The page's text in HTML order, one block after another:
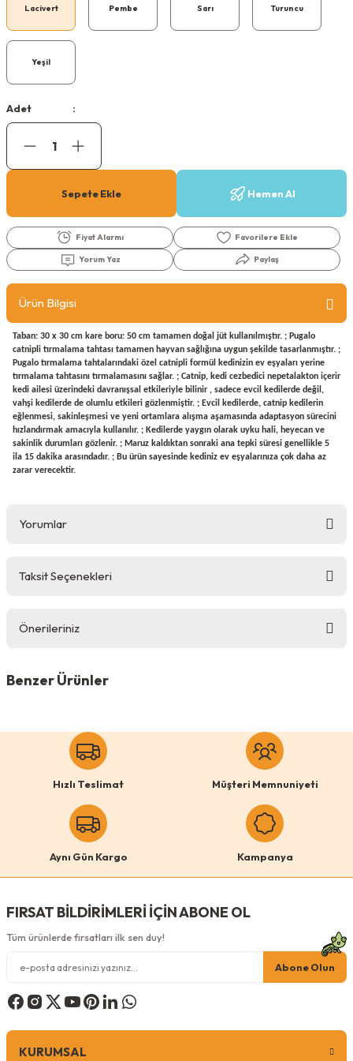
Köpek Ödül Mamaları Ve Yaş
Lacivert Pembe Sarı Turuncu
Yeşil
Adet
Sepete Ekle Hemen Al
Fiyat Alarmı
Yorum Yaz Paylaş
Ürün Bilgisi
Taban: 30 x 30 cm kare boru: 50 cm tamamen doğal jüt kullanılmıştır. ; Pugalo
catnipli tırmalama tahtası tamamen hayvan sağlığına uygun şekilde tasarlanmıştır. ;
Pugalo tırmalama tahtalarındaki özel catnipli formül kedinizin ev eşyaları yerine
tırmalama tahtasını tırmalamasını sağlar. ; Catnip, kedi cezbedici nepetalakton içerir
kedi ailesi üzerindeki davranışsal etkileriyle bilinir , sadece evcil kedilerde değil,
vahşi kedilerde de olumlu etkileri gözlenmiştir. ; Evcil kedilerde, catnip kedilerin
eğlenmesi, sakinleşmesi ve yeni ortamlara alışma aşamasında adaptasyon sürecini
hızlandırmak amacıyla kullanılır. ; Kedilerde yaygın olarak uyku hali, heyecan ve
sakinlik durumları gözlenir. ; Maruz kaldıktan sonraki ana tepki süresi genellikle 5
ila 15 dakika arasındadır. ; Bu ürün sayesinde kediniz ev eşyalarınıza çok daha az
zarar verecektir.
Yorumlar
Bu ürüne ilk yorumu siz yapın!
Taksit Seçenekleri
Önerileriniz
konularda yetersiz gördüğünüz noktaları öneri formunu
Ürün resmi kalitesiz, bozuk veya görüntülenemiyor.
Ürün açıklamasında eksik bilgiler bulunuyor.
Ürün fiyatı diğer sitelerden daha pahalı.
Bu ürüne benzer farklı alternatifler olmalı.
Gönder
Benzer Ürünler
0 Yorum
Pugalo Stepli Kedi Yüzlü Platform Tırmalama Tahtası
299,00TL
Hızlı Teslimat Müşteri Memnuniyeti
Aynı Gün Kargo Kampanya
FIRSAT BİLDİRİMLERİ İÇİN ABONE OL
Tüm ürünlerde fırsatları ilk sen duy!
Abone Olun
KURUMSAL